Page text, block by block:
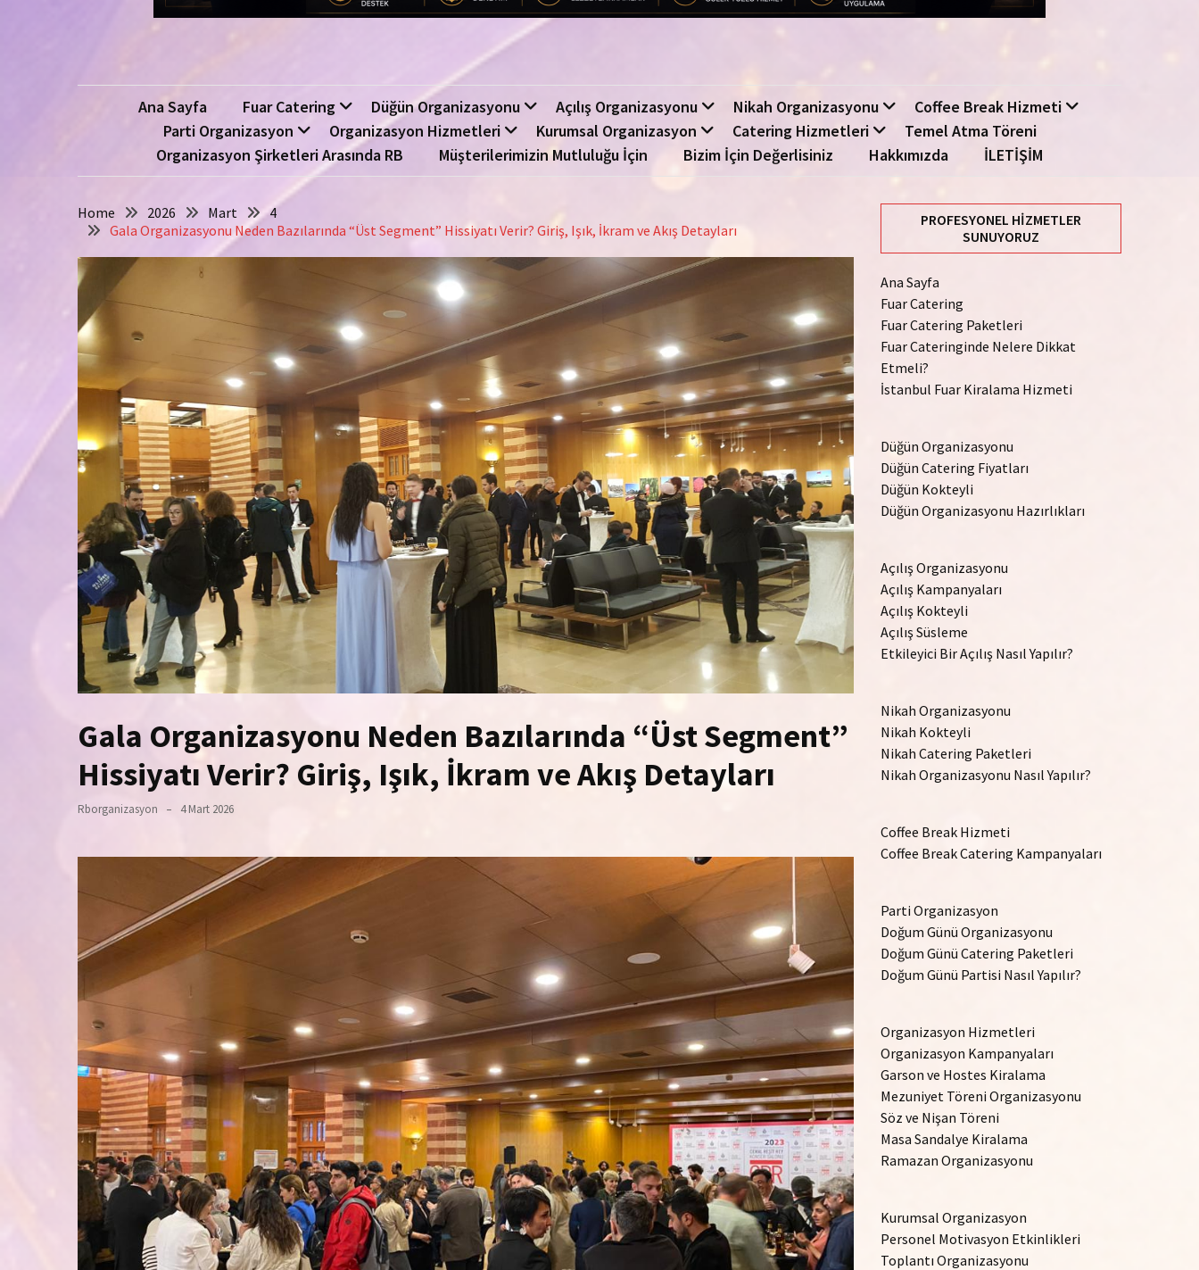
Ana Sayfa Fuar Catering Düğün Organizasyonu Açılış Organizasyonu Nikah Organizasyonu
Coffee Break Hizmeti
Parti Organizasyon
Organizasyon Hizmetleri Kurumsal Organizasyon Catering Hizmetleri
Temel Atma Töreni
Organizasyon Şirketleri Arasında RB
Müşterilerimizin Mutluluğu İçin Bizim İçin Değerlisiniz Hakkımızda İLETİŞİM
Home 2026 Mart
4
Gala Organizasyonu Neden Bazılarında “Üst Segment” Hissiyatı Verir? Giriş, Işık, İkram ve Akış Detayları
Gala Organizasyonu Neden Bazılarında “Üst Segment”
Hissiyatı Verir? Giriş, Işık, İkram ve Akış Detayları
Rborganizasyon 4 Mart 2026
PROFESYONEL HIZMETLER
SUNUYORUZ
Ana Sayfa
Fuar Catering
Fuar Catering Paketleri
Fuar Cateringinde Nelere Dikkat
Etmeli?
İstanbul Fuar Kiralama Hizmeti
Düğün Organizasyonu
Düğün Catering Fiyatları
Düğün Kokteyli
Düğün Organizasyonu Hazırlıkları
Açılış Organizasyonu
Açılış Kampanyaları
Açılış Kokteyli
Açılış Süsleme
Etkileyici Bir Açılış Nasıl Yapılır?
Nikah Organizasyonu
Nikah Kokteyli
Nikah Catering Paketleri
Nikah Organizasyonu Nasıl Yapılır?
Coffee Break Hizmeti
Coffee Break Catering Kampanyaları
Parti Organizasyon
Doğum Günü Organizasyonu
Doğum Günü Catering Paketleri
Doğum Günü Partisi Nasıl Yapılır?
Organizasyon Hizmetleri
Organizasyon Kampanyaları
Garson ve Hostes Kiralama
Mezuniyet Töreni Organizasyonu
Söz ve Nişan Töreni
Masa Sandalye Kiralama
Ramazan Organizasyonu
Kurumsal Organizasyon
Personel Motivasyon Etkinlikleri
Toplantı Organizasyonu